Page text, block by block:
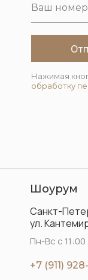
Нажимая
обработку
Санкт-
ул.
Шоурум
+7 (911)
Пн-Вс с